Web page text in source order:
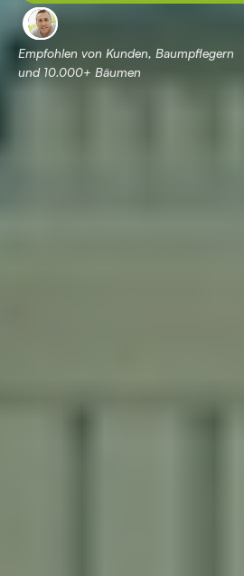
Empfohlen von Kunden, Baumpflegern
und 10.000+ Bäumen